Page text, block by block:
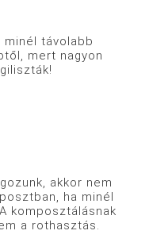
távolabb
mert nagyon
akkor nem
ha minél
komposztálásnak
a rothasztás.